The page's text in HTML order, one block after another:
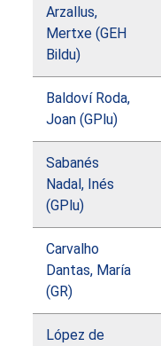
Arzallus,
Mertxe (GEH
Bildu)
Baldoví Roda,
Joan (GPlu)
Sabanés
Nadal, Inés
(GPlu)
Carvalho
Dantas, María
(GR)
López de